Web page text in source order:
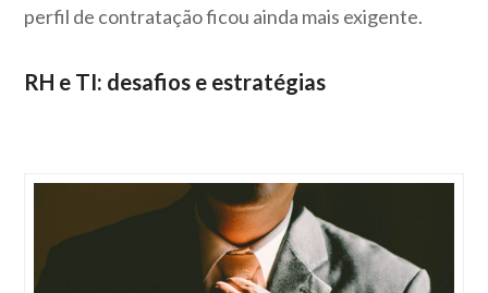
perfil de contratação ficou ainda mais exigente.
RH e TI: desafios e estratégias